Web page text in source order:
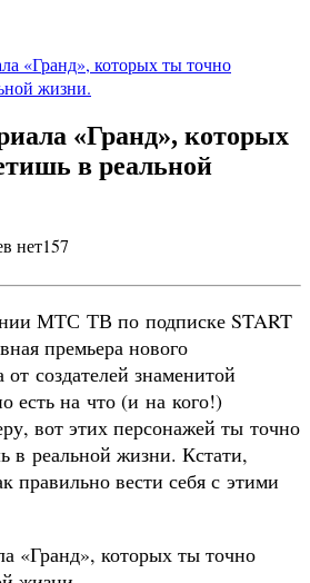
«Гранд», которых ты точно
жизни.
«Гранд», которых
в реальной
нет157
МТС ТВ по подписке START
премьера нового
создателей знаменитой
есть на что (и на кого!)
вот этих персонажей ты точно
в реальной жизни. Кстати,
правильно вести себя с этими